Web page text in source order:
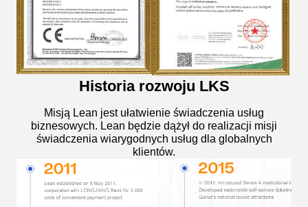
Historia rozwoju LKS
Misją Lean jest ułatwienie świadczenia usług
biznesowych. Lean będzie dążył do realizacji misji
świadczenia wiarygodnych usług dla globalnych
klientów.